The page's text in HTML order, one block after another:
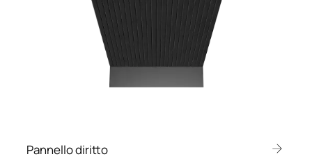
Pannello diritto